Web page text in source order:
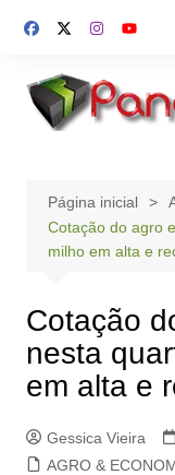
para
conteúdo
Página inicial
Cotação do agro
milho em alta e
Cotação
nesta
em alta e
Gessica Vieira
AGRO &